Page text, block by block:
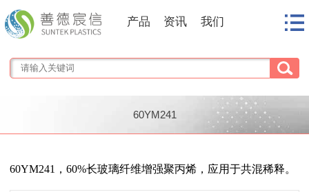
产品 资讯 我们
60YM241
1/1
60YM241，60%长玻璃纤维增强聚丙烯，应用于共混稀释。